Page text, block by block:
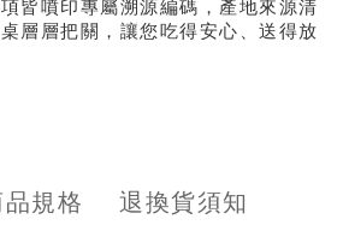
皆噴印專屬溯源編碼，產地來源清
層層把關，讓您吃得安心、送得放
品規格 退換貨須知